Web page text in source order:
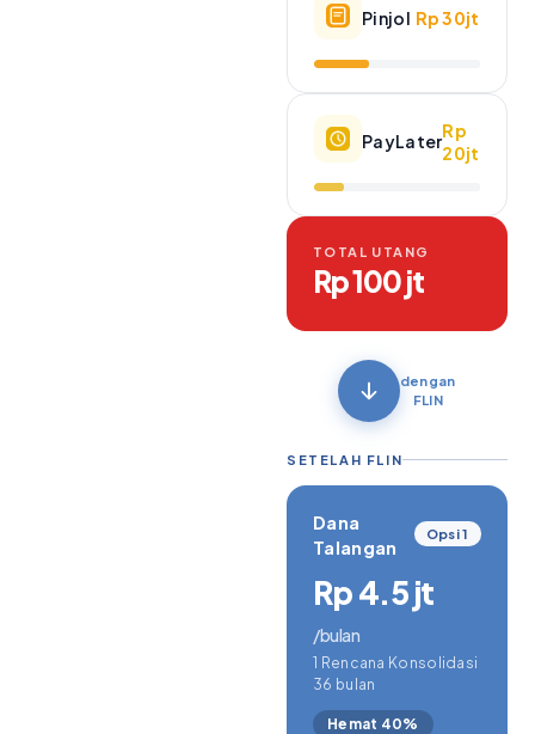
Pinjol Rp 30jt
PayLater
Rp
20jt
TOTAL UTANG
Rp 100 jt
dengan
FLIN
SETELAH FLIN
Dana
Talangan
Opsi 1
Rp 4.5 jt
/bulan
1 Rencana Konsolidasi
36 bulan
Hemat 40%